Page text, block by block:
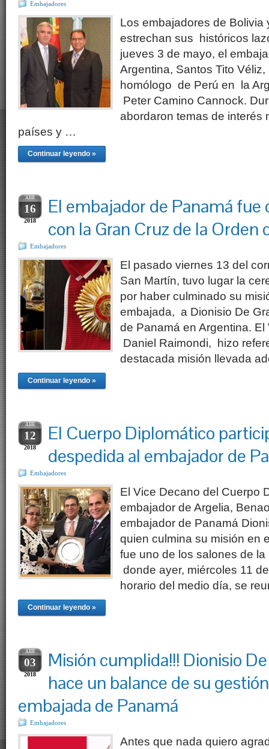
Embajadores
Los embajadores de Bolivia
estrechan sus históricos
jueves 3 de mayo, el
Argentina, Santos Tito
homólogo de Perú en la
Peter Camino Cannock.
abordaron temas de interés
países y …
Continuar leyendo »
ABR
16
2018
El embajador de Panamá fue
con la Gran Cruz de la Orden
Embajadores
El pasado viernes 13 del
San Martín, tuvo lugar la
por haber culminado su
embajada, a Dionisio De
de Panamá en Argentina.
Daniel Raimondi, hizo
destacada misión llevada
Continuar leyendo »
ABR
12
2018
El Cuerpo Diplomático
despedida al embajador de
Embajadores
El Vice Decano del Cuerpo
embajador de Argelia,
embajador de Panamá
quien culmina su misión en
fue uno de los salones de
donde ayer, miércoles 11
horario del medio día, se
Continuar leyendo »
ABR
03
2018
Misión cumplida!!! Dionisio
hace un balance de su
embajada de Panamá
Embajadores
Antes que nada quiero